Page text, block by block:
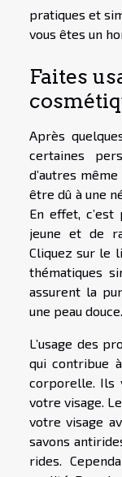
pratiques et
vous êtes un
Faites
Après
certaines
d’autres
être dû à une
En effet,
jeune et de
Cliquez sur le
thématiques
assurent la
une peau douce.
L’usage des
qui contribue
corporelle. Ils
votre visage.
votre visage
savons
rides.